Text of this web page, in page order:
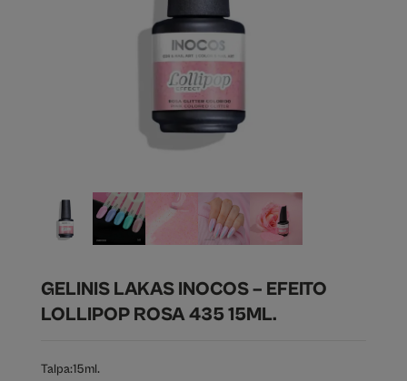
GELINIS LAKAS INOCOS – EFEITO
LOLLIPOP ROSA 435 15ML.
Talpa:15ml.